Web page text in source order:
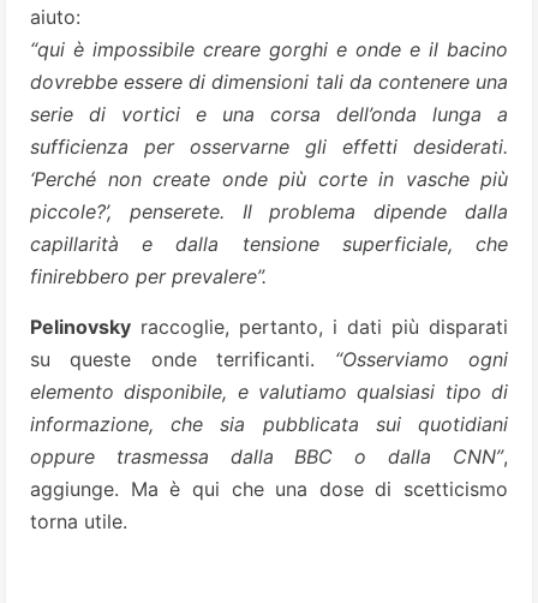
aiuto:
“qui è impossibile creare gorghi e onde e il bacino
dovrebbe essere di dimensioni tali da contenere una
serie di vortici e una corsa dell’onda lunga a
sufficienza per osservarne gli effetti desiderati.
‘Perché non create onde più corte in vasche più
piccole?’, penserete. Il problema dipende dalla
capillarità e dalla tensione superficiale, che
finirebbero per prevalere”.
Pelinovsky raccoglie, pertanto, i dati più disparati
su queste onde terrificanti. “Osserviamo ogni
elemento disponibile, e valutiamo qualsiasi tipo di
informazione, che sia pubblicata sui quotidiani
oppure trasmessa dalla BBC o dalla CNN”,
aggiunge. Ma è qui che una dose di scetticismo
torna utile.